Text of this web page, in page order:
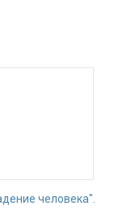
человека".